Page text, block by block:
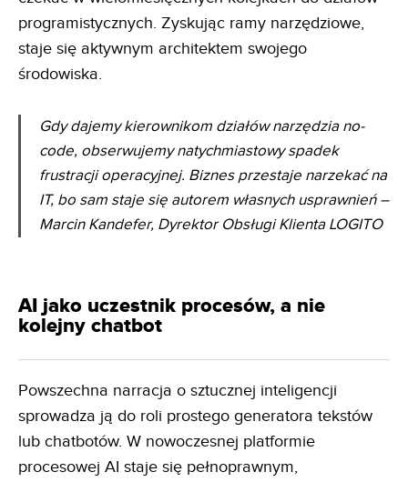
programistycznych. Zyskując ramy narzędziowe,
staje się aktywnym architektem swojego
środowiska.
Gdy dajemy kierownikom działów narzędzia no-
code, obserwujemy natychmiastowy spadek
frustracji operacyjnej. Biznes przestaje narzekać na
IT, bo sam staje się autorem własnych usprawnień–
Marcin Kandefer, Dyrektor Obsługi Klienta LOGITO
AI jako uczestnik procesów, a nie
kolejny chatbot
Powszechna narracja o sztucznej inteligencji
sprowadza ją do roli prostego generatora tekstów
lub chatbotów. W nowoczesnej platformie
procesowej AI staje się pełnoprawnym,